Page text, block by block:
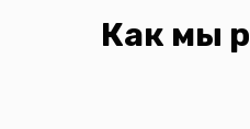
Как мы